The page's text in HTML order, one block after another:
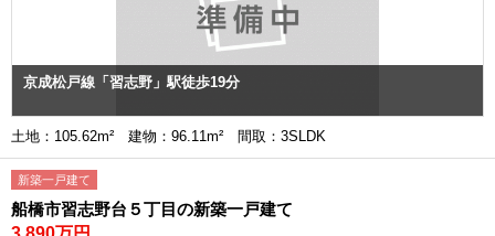
京成松戸線「習志野」駅徒歩19分
土地：105.62m² 建物：96.11m² 間取：3SLDK
新築一戸建て
船橋市習志野台５丁目の新築一戸建て